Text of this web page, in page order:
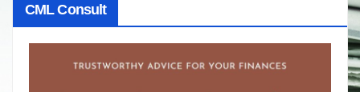
CML Consult